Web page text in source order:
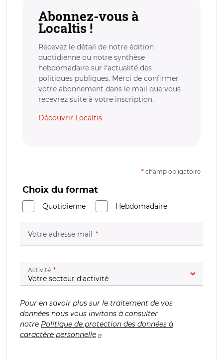
Abonnez-vous à
Localtis !
Recevez le détail de notre édition
quotidienne ou notre synthèse
hebdomadaire sur l’actualité des
politiques publiques. Merci de confirmer
votre abonnement dans le mail que vous
recevrez suite à votre inscription.
Découvrir Localtis
* champ obligatoire
Choix du format
Quotidienne
Hebdomadaire
Votre adresse mail (champ obligatoire)
Activité (champ obligatoire)
Pour en savoir plus sur le traitement de vos
données nous vous invitons à consulter
notre Politique de protection des données à
caractère personnelle